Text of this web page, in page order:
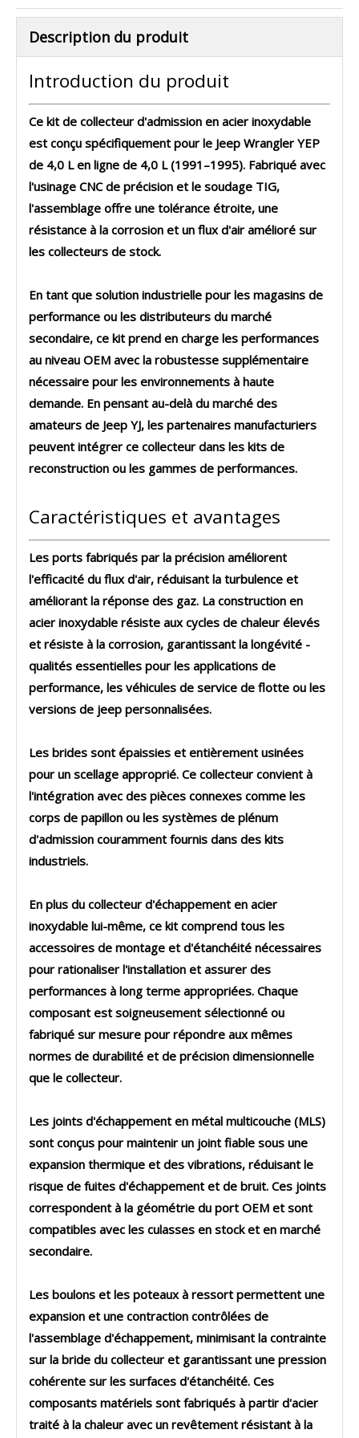
Description du produit
Introduction du produit
Ce kit de collecteur d'admission en acier inoxydable
est conçu spécifiquement pour le Jeep Wrangler YEP
de 4,0 L en ligne de 4,0 L (1991–1995). Fabriqué avec
l'usinage CNC de précision et le soudage TIG,
l'assemblage offre une tolérance étroite, une
résistance à la corrosion et un flux d'air amélioré sur
les collecteurs de stock.
En tant que solution industrielle pour les magasins de
performance ou les distributeurs du marché
secondaire, ce kit prend en charge les performances
au niveau OEM avec la robustesse supplémentaire
nécessaire pour les environnements à haute
demande. En pensant au-delà du marché des
amateurs de Jeep YJ, les partenaires manufacturiers
peuvent intégrer ce collecteur dans les kits de
reconstruction ou les gammes de performances.
Caractéristiques et avantages
Les ports fabriqués par la précision améliorent
l'efficacité du flux d'air, réduisant la turbulence et
améliorant la réponse des gaz. La construction en
acier inoxydable résiste aux cycles de chaleur élevés
et résiste à la corrosion, garantissant la longévité -
qualités essentielles pour les applications de
performance, les véhicules de service de flotte ou les
versions de jeep personnalisées.
Les brides sont épaissies et entièrement usinées
pour un scellage approprié. Ce collecteur convient à
l'intégration avec des pièces connexes comme les
corps de papillon ou les systèmes de plénum
d'admission couramment fournis dans des kits
industriels.
En plus du collecteur d'échappement en acier
inoxydable lui-même, ce kit comprend tous les
accessoires de montage et d'étanchéité nécessaires
pour rationaliser l'installation et assurer des
performances à long terme appropriées. Chaque
composant est soigneusement sélectionné ou
fabriqué sur mesure pour répondre aux mêmes
normes de durabilité et de précision dimensionnelle
que le collecteur.
Les joints d'échappement en métal multicouche (MLS)
sont conçus pour maintenir un joint fiable sous une
expansion thermique et des vibrations, réduisant le
risque de fuites d'échappement et de bruit. Ces joints
correspondent à la géométrie du port OEM et sont
compatibles avec les culasses en stock et en marché
secondaire.
Les boulons et les poteaux à ressort permettent une
expansion et une contraction contrôlées de
l'assemblage d'échappement, minimisant la contrainte
sur la bride du collecteur et garantissant une pression
cohérente sur les surfaces d'étanchéité. Ces
composants matériels sont fabriqués à partir d'acier
traité à la chaleur avec un revêtement résistant à la